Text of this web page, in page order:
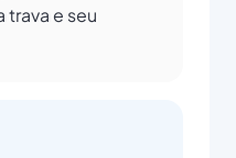
trava e seu